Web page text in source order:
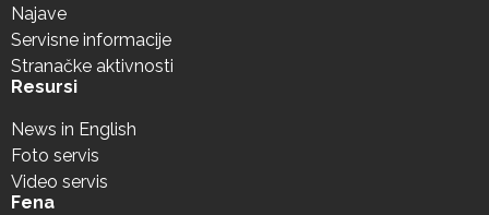
Najave
Servisne informacije
Stranačke aktivnosti
Resursi
News in English
Foto servis
Video servis
Fena